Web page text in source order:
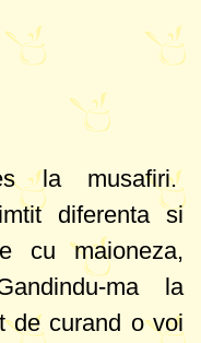
la musafiri.
diferenta si
cu maioneza,
ma la
de curand o voi